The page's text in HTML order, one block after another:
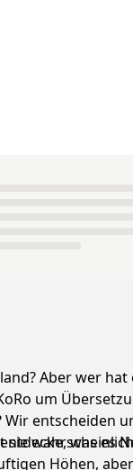
Aber wer
um
entscheiden
Höhen,
was es